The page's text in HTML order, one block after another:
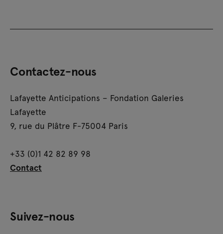
Contactez-nous
Lafayette Anticipations – Fondation Galeries
Lafayette
9, rue du Plâtre F-75004 Paris
+33 (0)1 42 82 89 98
Contact
Suivez-nous